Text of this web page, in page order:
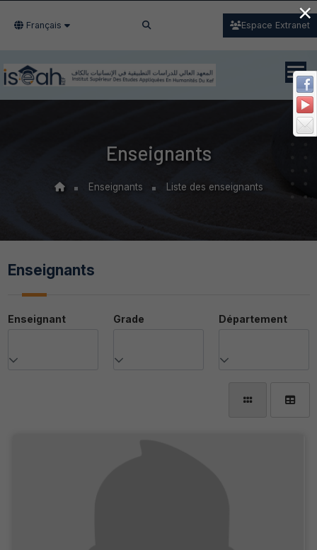
Français Espace Extranet
Enseignants
Enseignants Liste des enseignants
Enseignants
Enseignant Grade Département
×